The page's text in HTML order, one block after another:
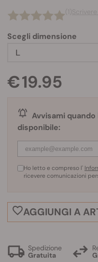
Scegli dimensione
€ 19.95
Avvisami
disponibile:
Ho letto e compreso l'
ricevere comunicazioni
AGGIUNGI A
Spedizione
Gratuita